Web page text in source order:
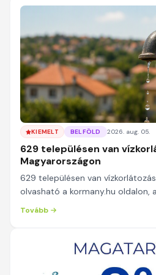
KIEMELT BELFÖLD 2026. aug. 05.
629 településen van
Magyarországon
629 településen van
olvasható a kormany.hu oldalon,
készült, szerda reggel közzétett
Tovább